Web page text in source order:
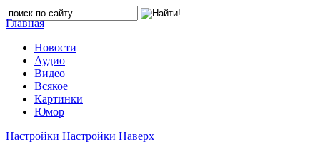
Главная
Новости
Аудио
Видео
Всякое
Картинки
Юмор
Настройки Настройки Наверх